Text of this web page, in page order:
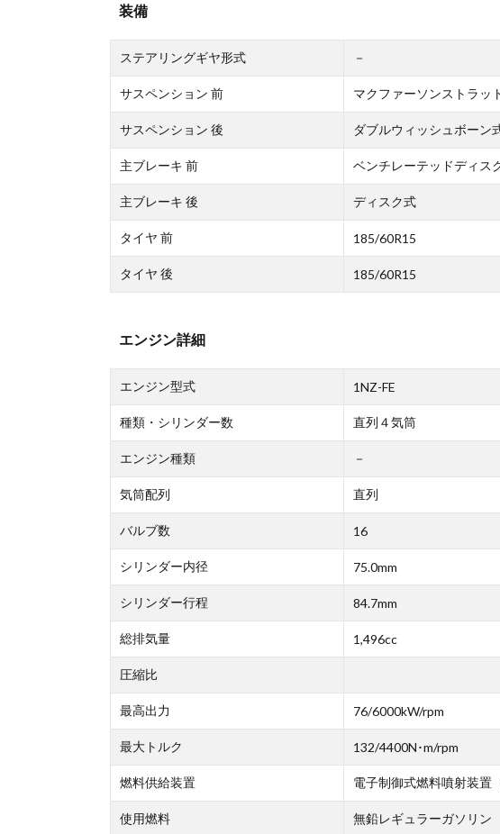
装備
ステアリングギヤ形式 －
サスペンション 前 マクファーソンストラッ
サスペンション 後 ダブルウィッシュボーン
主ブレーキ 前 ベンチレーテッドディス
主ブレーキ 後 ディスク式
タイヤ 前 185/60R15
タイヤ 後 185/60R15
エンジン詳細
エンジン型式 1NZ-FE
種類・シリンダー数 直列４気筒
エンジン種類 －
気筒配列 直列
バルブ数 16
シリンダー内径 75.0mm
シリンダー行程 84.7mm
総排気量 1,496cc
圧縮比
最高出力 76/6000kW/rpm
最大トルク 132/4400N･m/rpm
燃料供給装置 電子制御式燃料噴射装置
使用燃料 無鉛レギュラーガソリン